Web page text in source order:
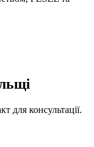
для консультації.